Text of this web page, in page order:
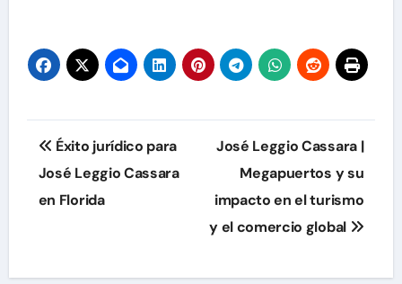
entradas
Navegación
de
entradas
Éxito jurídico para
José Leggio Cassara
en Florida
José Leggio Cassara |
Megapuertos y su
impacto en el turismo
y el comercio global